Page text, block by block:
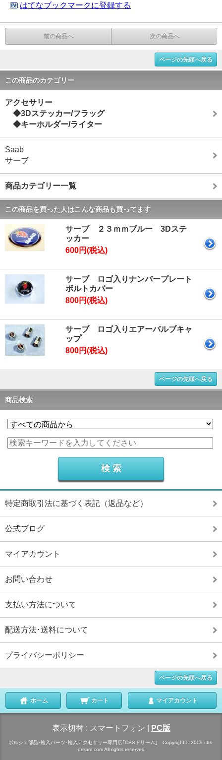
はてなブックマークに登録する
前の商品へ 次の商品へ
ページの先頭へ戻る
この商品のカテゴリー
アクセサリー
◆3Dステッカー/フラッグ
◆キーホルダー/ライター
Saab
サーブ
商品カテゴリー一覧
この商品を買った人はこんな商品も買ってます
サーブ ２３ｍｍブルー 3Dステ
ッカー
600円(税込)
サーブ ロゴ入りナンバープレート
ボルトカバー
800円(税込)
サーブ ロゴ入りエアーバルブキャ
ップ
800円(税込)
ページの先頭へ戻る
商品検索
特定商取引法に基づく表記（返品など）
公式ブログ
マイアカウント
お問い合わせ
支払い方法について
配送方法･送料について
プライバシーポリシー
ページの先頭へ戻る
ホーム カート マイアカウント
表示切替 : スマートフォン PC版
ポルシェ部品･輸入パーツ･輸入アクセサリー専門店｢CBSドリーム｣ Copyright © 2009 cbs-
dream.com All rights reserved